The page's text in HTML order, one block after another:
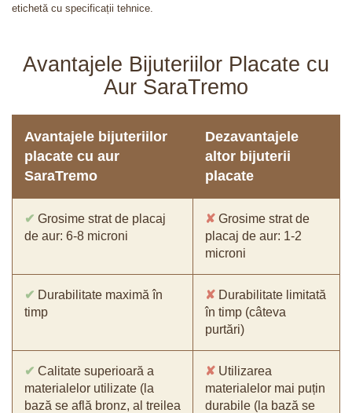
etichetă cu specificații tehnice.
Avantajele Bijuteriilor Placate cu
Aur SaraTremo
Avantajele bijuteriilor
placate cu aur
SaraTremo
Dezavantajele
altor bijuterii
placate
✔ Grosime strat de placaj
de aur: 6-8 microni
✘ Grosime strat de
placaj de aur: 1-2
microni
✔ Durabilitate maximă în
timp
✘ Durabilitate limitată
în timp (câteva
purtări)
✔ Calitate superioară a
materialelor utilizate (la
bază se află bronz, al treilea
✘ Utilizarea
materialelor mai puțin
durabile (la bază se